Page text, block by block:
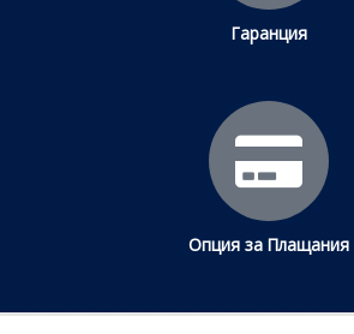
Гаранция
Опция за Плащания